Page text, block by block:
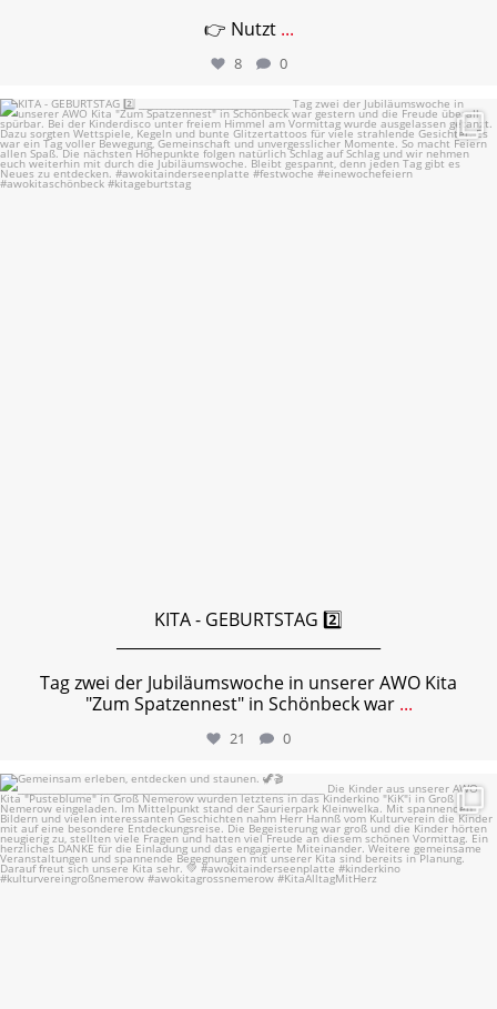
👉 Nutzt ...
8 0
KITA - GEBURTSTAG 2️⃣...
21 0
KITA - GEBURTSTAG 2️⃣
Tag zwei der Jubiläumswoche in unserer AWO Kita
"Zum Spatzennest" in Schönbeck war ...
21 0
Gemeinsam erleben, entdecken und staunen. 🦖🎬...
15 0